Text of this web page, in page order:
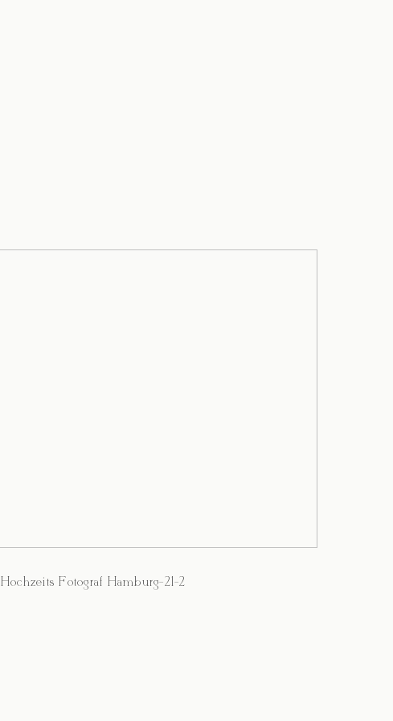
Hochzeits Fotograf Hamburg-21-2